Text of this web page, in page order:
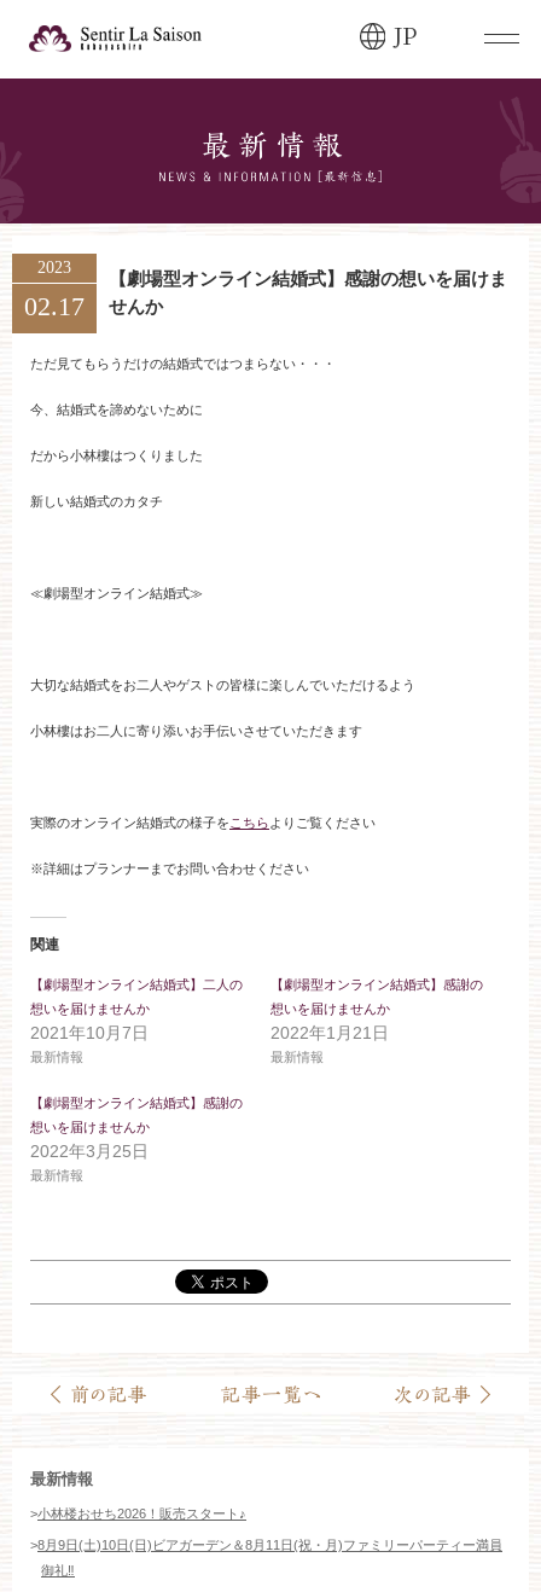
JP
0120-166-088
ご成約済み・
その他のお問い合わせ
0258-66-3155
11:00～19:00（火、水曜定休）
資料請求
小林楼の結婚式
お客様とのご縁
お約束
レストラン＆パーティー
アクセス
2023
02.17
【劇場型オンライン結婚式】感謝の想いを届けま
せんか
ただ見てもらうだけの結婚式ではつまらない・・・
今、結婚式を諦めないために
だから小林樓はつくりました
新しい結婚式のカタチ
≪劇場型オンライン結婚式≫
大切な結婚式をお二人やゲストの皆様に楽しんでいただけるよう
小林樓はお二人に寄り添いお手伝いさせていただきます
実際のオンライン結婚式の様子を こちら よりご覧ください
※詳細はプランナーまでお問い合わせください
関連
【劇場型オンライン結婚式】二人の
想いを届けませんか
2021年10月7日
最新情報
【劇場型オンライン結婚式】感謝の
想いを届けませんか
2022年1月21日
最新情報
【劇場型オンライン結婚式】感謝の
想いを届けませんか
2022年3月25日
最新情報
最新情報
>小林楼おせち2026！販売スタート♪
>8月9日(土)10日(日)ビアガーデン＆8月11日(祝・月)ファミリーパーティー満員
御礼‼️